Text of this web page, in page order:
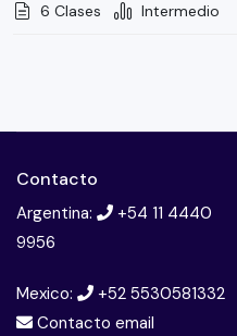
6 Clases Intermedio
Contacto
Argentina:
+54 11 4440
9956
Mexico:
+52 5530581332
Contacto email